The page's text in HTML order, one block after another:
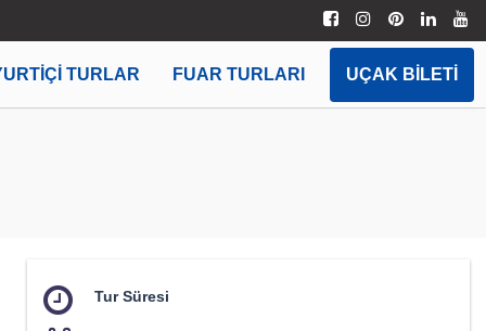
TURLAR FUAR TURLARI UÇAK BILETI
Tur Süresi